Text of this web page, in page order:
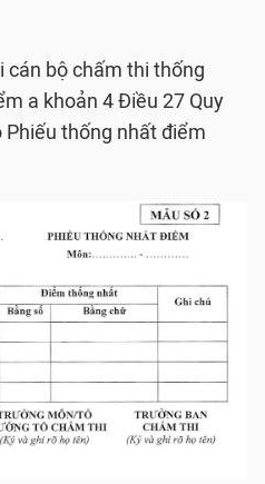
bộ chấm thi thống
a khoản 4 Điều 27 Quy
thống nhất điểm